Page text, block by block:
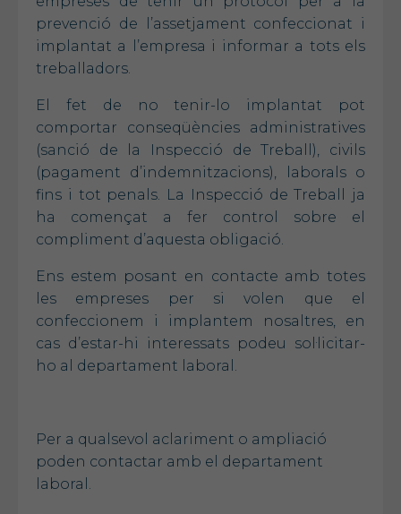
prevenció de l’assetjament confeccionat i
implantat a l’empresa i informar a tots els
treballadors.
El fet de no tenir-lo implantat pot
comportar conseqüències administratives
(sanció de la Inspecció de Treball), civils
(pagament d’indemnitzacions), laborals o
fins i tot penals. La Inspecció de Treball ja
ha començat a fer control sobre el
compliment d’aquesta obligació.
Ens estem posant en contacte amb totes
les empreses per si volen que el
confeccionem i implantem nosaltres, en
cas d’estar-hi interessats podeu sol·licitar-
ho al departament laboral.
Per a qualsevol aclariment o ampliació
poden contactar amb el departament
laboral.